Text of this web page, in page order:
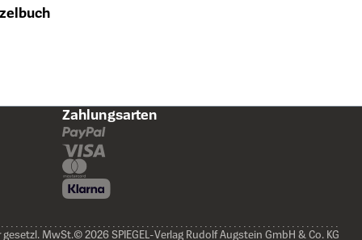
Zahlungsarten
gesetzl. MwSt.© 2026 SPIEGEL-Verlag Rudolf Augstein GmbH & Co. KG